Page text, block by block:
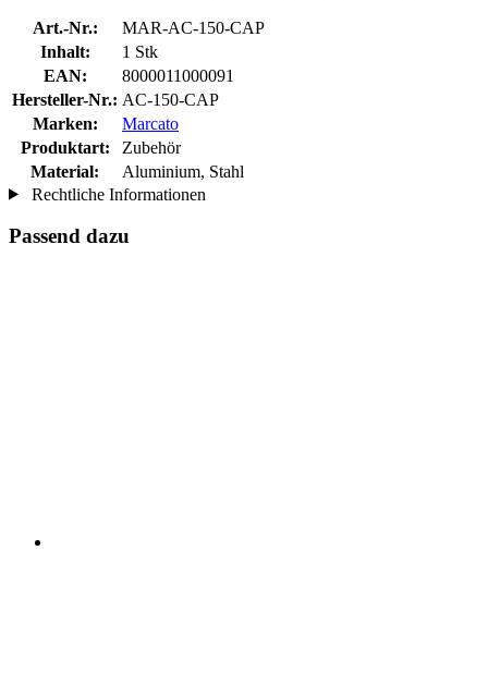
Art.-Nr.:
MAR-AC-150-CAP
Inhalt:
1 Stk
EAN:
8000011000091
Hersteller-Nr.: AC-150-CAP
Marken:
Marcato
Produktart:
Zubehör
Material:
Aluminium, Stahl
Rechtliche Informationen
Passend dazu